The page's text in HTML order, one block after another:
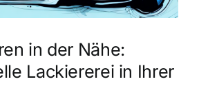
in der Nähe:
Lackiererei in Ihrer